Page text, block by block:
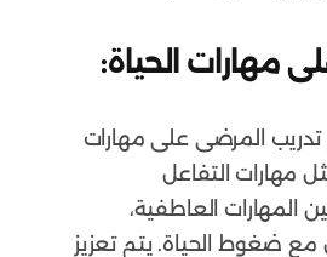
تدريب المرضى على مهارات
مهارات التفاعل
المهارات العاطفية،
مع ضغوط الحياة. يتم تعزيز